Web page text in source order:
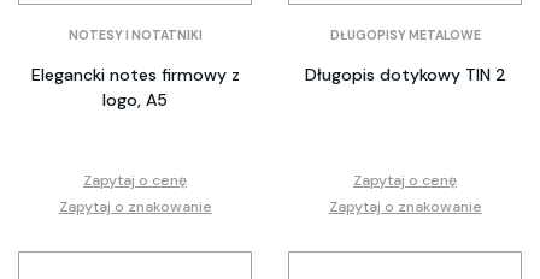
NOTESY I NOTATNIKI
Elegancki notes firmowy z
logo, A5
Zapytaj o cenę
Zapytaj o znakowanie
DŁUGOPISY METALOWE
Długopis dotykowy TIN 2
Zapytaj o cenę
Zapytaj o znakowanie